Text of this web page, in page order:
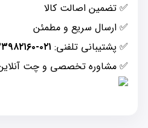
✅ تضمین اصالت کالا
✅ ارسال سریع و مطمئن
✅ پشتیبانی تلفنی: ۰۲۱-۳۳۹۸۲۱۶۰
✅ مشاوره تخصصی و چت آنلاین